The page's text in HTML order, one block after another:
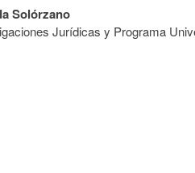
Solórzano
Jurídicas y Programa